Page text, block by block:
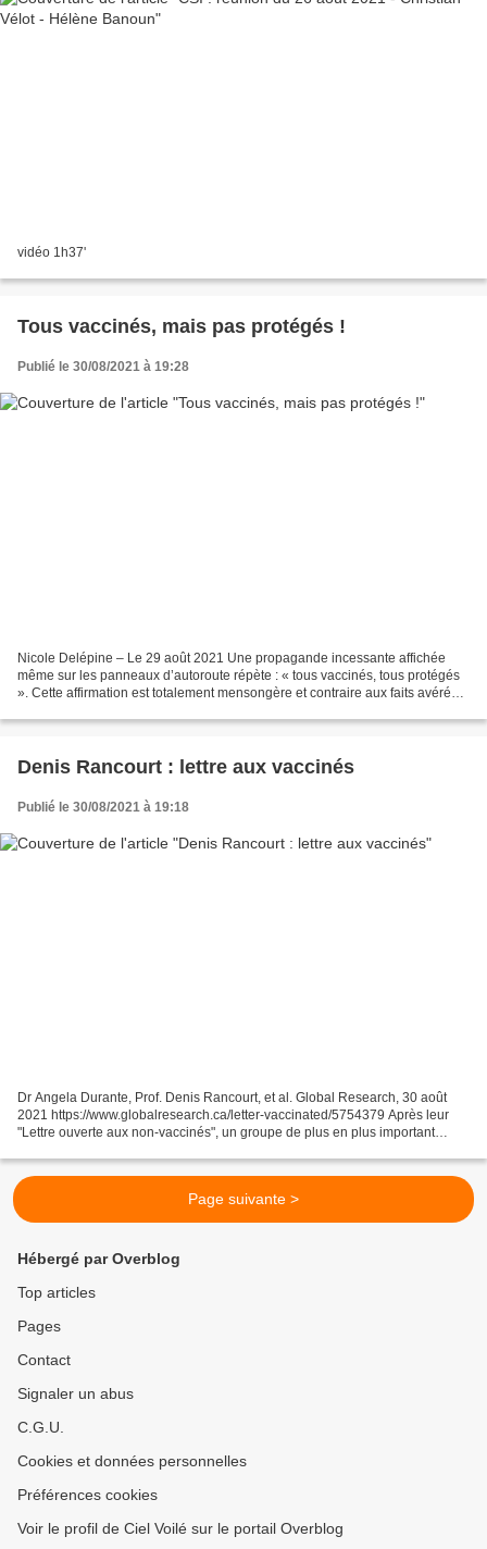
vidéo 1h37'
Tous vaccinés, mais pas protégés !
Publié le 30/08/2021 à 19:28
Nicole Delépine – Le 29 août 2021 Une propagande incessante affichée
même sur les panneaux d’autoroute répète : « tous vaccinés, tous protégés
». Cette affirmation est totalement mensongère et contraire aux faits avérés.
Denis Rancourt : lettre aux vaccinés
Publié le 30/08/2021 à 19:18
Dr Angela Durante, Prof. Denis Rancourt, et al. Global Research, 30 août
2021 https://www.globalresearch.ca/letter-vaccinated/5754379 Après leur
"Lettre ouverte aux non-vaccinés", un groupe de plus en plus important
Page suivante >
Hébergé par Overblog
Top articles
Pages
Contact
Signaler un abus
C.G.U.
Cookies et données personnelles
Préférences cookies
Voir le profil de Ciel Voilé sur le portail Overblog